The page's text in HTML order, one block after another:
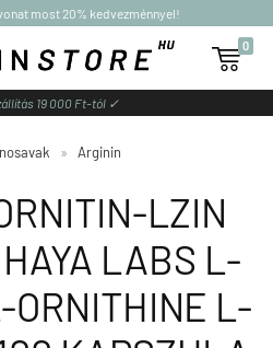
most 20% kedvezménnyel!

0
19 000 Ft-tól ✓
» Arginin
LZIN
LABS L-
ORNITHINE L-